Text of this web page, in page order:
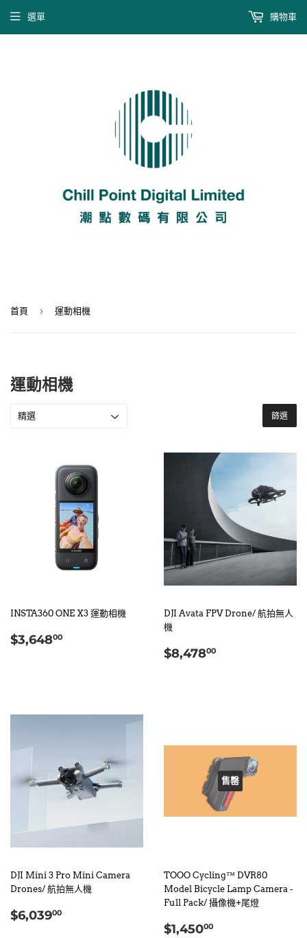
選單 購物車
首頁 › 運動相機
運動相機
篩選
INSTA360 ONE X3 運動相機
定
$3,64800
DJI Avata FPV Drone/ 航拍無人
機
定
$8,47800
DJI Mini 3 Pro Mini Camera
Drones/ 航拍無人機
定
$6,03900
售罄
TOOO Cycling™ DVR80
Model Bicycle Lamp Camera -
Full Pack/ 攝像機+尾燈
定
$1,45000